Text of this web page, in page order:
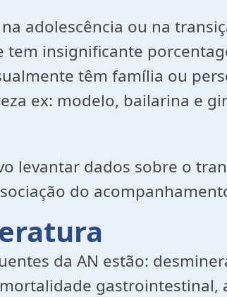
adolescência ou na
tem insignificante
têm família ou
ex: modelo, bailarina e
levantar dados sobre o
do
da AN estão:
gastrointestinal,